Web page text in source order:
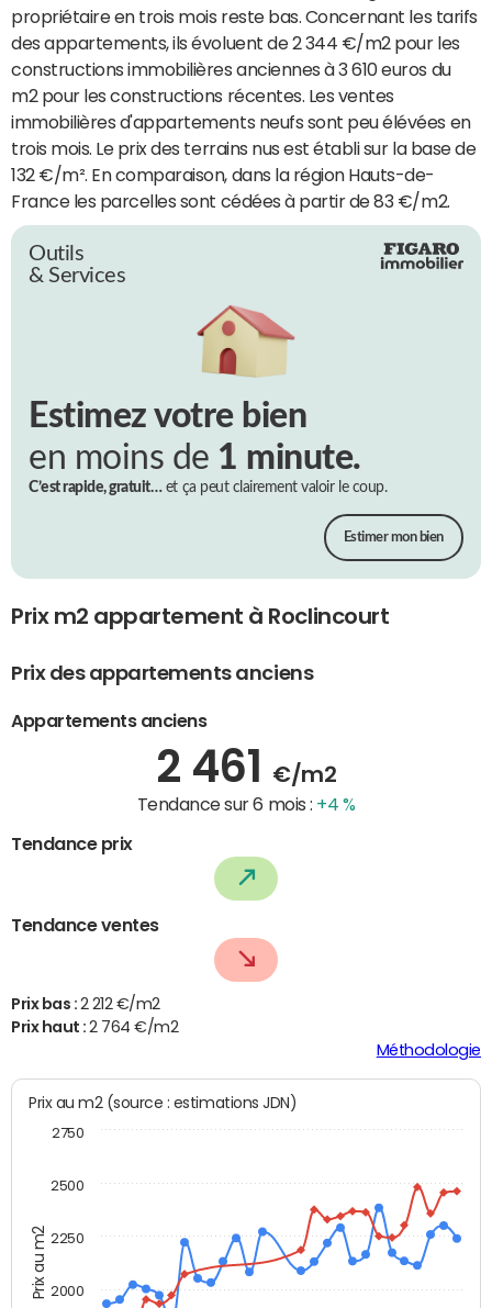
propriétaire en trois mois reste bas. Concernant les tarifs
des appartements, ils évoluent de 2 344 €/m2 pour les
constructions immobilières anciennes à 3 610 euros du
m2 pour les constructions récentes. Les ventes
immobilières d'appartements neufs sont peu élévées en
trois mois. Le prix des terrains nus est établi sur la base de
132 €/m². En comparaison, dans la région Hauts-de-
France les parcelles sont cédées à partir de 83 €/m2.
Outils
& Services
Estimez votre bien
en moins de 1 minute.
C’est rapide, gratuit…et ça peut clairement valoir le coup.
Estimer mon bien
Prix m2 appartement à Roclincourt
Prix des appartements anciens
Appartements anciens
2 461 €/m2
Tendance sur 6 mois : +4 %
Tendance prix
Tendance ventes
Prix bas : 2 212 €/m2
Prix haut :2 764 €/m2
Méthodologie
Prix au m2
Prix au m2 (source : estimations JDN)
2000
2250
2500
2750